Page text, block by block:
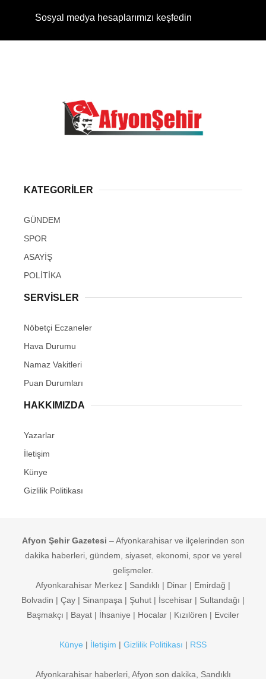
Sosyal medya hesaplarımızı keşfedin
KATEGORİLER
GÜNDEM
SPOR
ASAYİŞ
POLİTİKA
SERVİSLER
Nöbetçi Eczaneler
Hava Durumu
Namaz Vakitleri
Puan Durumları
HAKKIMIZDA
Yazarlar
İletişim
Künye
Gizlilik Politikası
Afyon Şehir Gazetesi – Afyonkarahisar ve ilçelerinden son
dakika haberleri, gündem, siyaset, ekonomi, spor ve yerel
gelişmeler.
Afyonkarahisar Merkez | Sandıklı | Dinar | Emirdağ |
Bolvadin | Çay | Sinanpaşa | Şuhut | İscehisar | Sultandağı |
Başmakçı | Bayat | İhsaniye | Hocalar | Kızılören | Evciler
Künye | İletişim | Gizlilik Politikası | RSS
Afyonkarahisar haberleri, Afyon son dakika, Sandıklı